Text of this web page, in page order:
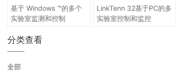
基于 Windows ™的多个
实验室监测和控制
LinkTenn 32基于PC的多
实验室控制和监控
分类查看
全部